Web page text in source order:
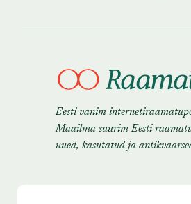
Eesti vanim
Maailma suurim Eesti
uued, kasutatud ja